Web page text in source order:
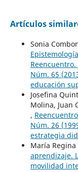
Artículos
Sonia
Núm. 65
educación
Josefina
Molina, Juan
,
Núm. 26
estrategia
María
aprendizaje.
movilidad